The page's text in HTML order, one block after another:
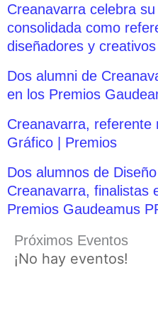
Creanavarra celebra
consolidada como
diseñadores y creativos
Dos alumni de
en los Premios
Creanavarra, referente
Gráfico | Premios
Dos alumnos de
Creanavarra, finalistas
Premios Gaudeamus
Próximos Eventos
¡No hay eventos!